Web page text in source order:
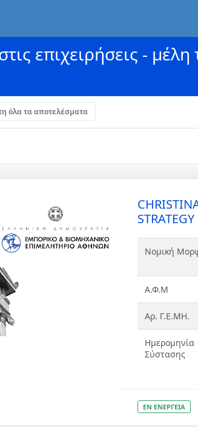
επιχειρήσεις - μέλη
όλα τα αποτελέσματα
Νομική
Α.Φ.Μ
Αρ. Γ.Ε.ΜΗ.
Ημερομηνία
Σύστασης
ΕΝ ΕΝΕΡΓΕΙΑ